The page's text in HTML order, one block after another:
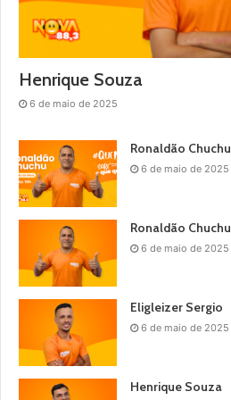
Henrique Souza
6 de maio de 2025
Ronaldão Chuchu
6 de maio de 2025
Ronaldão Chuchu
6 de maio de 2025
Eligleizer Sergio
6 de maio de 2025
Henrique Souza